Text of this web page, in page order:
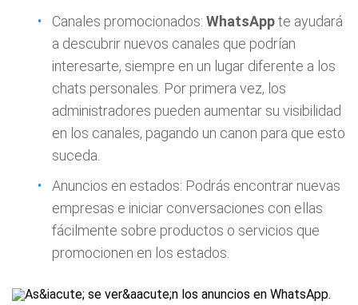
Canales promocionados: WhatsAppte ayudará
a descubrir nuevos canales que podrían
interesarte, siempre en un lugar diferente a los
chats personales. Por primera vez, los
administradores pueden aumentar su visibilidad
en los canales, pagando un canon para que esto
suceda.
Anuncios en estados: Podrás encontrar nuevas
empresas e iniciar conversaciones con ellas
fácilmente sobre productos o servicios que
promocionen en los estados.